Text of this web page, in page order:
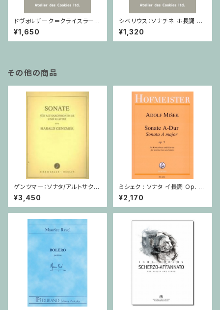
ドヴォルザーク＝クライスラー：
スラヴ幻想曲 ロ短調 from Op.
55-4, Op.75 / ヴァイオリンと
ピアノ
¥1,650
シベリウス：ソナチネ ホ長調 O
p.80 / ヴァイオリンとピアノ
¥1,320
その他の商品
ゲンツマ―：ソナタ/アルトサクソ
フォーン・ピアノ
¥3,450
ミシェク : ソナタ イ長調 Op. 5
/ コントラバスとピアノ
¥2,170